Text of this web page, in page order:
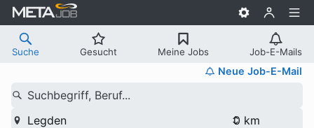
Suche Gesucht Meine Jobs Job-E-Mails
Neue Job-E-Mail
Suchbegriff, Beruf...
Legden